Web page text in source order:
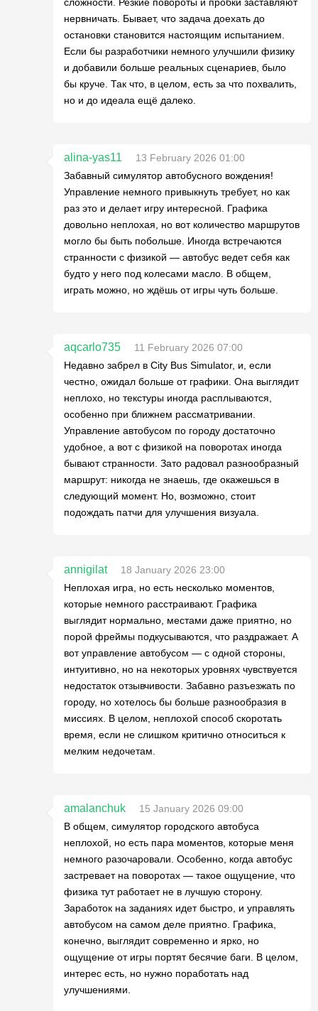
нервничать. Бывает, что задача доехать до
остановки становится настоящим испытанием.
Если бы разработчики немного улучшили физику
и добавили больше реальных сценариев, было
бы круче. Так что, в целом, есть за что похвалить,
но и до идеала ещё далеко.
alina-yas11
13 February 2026 01:00
Забавный симулятор автобусного вождения!
Управление немного привыкнуть требует, но как
раз это и делает игру интересной. Графика
довольно неплохая, но вот количество маршрутов
могло бы быть побольше. Иногда встречаются
странности с физикой — автобус ведет себя как
будто у него под колесами масло. В общем,
играть можно, но ждёшь от игры чуть больше.
aqcarlo735
11 February 2026 07:00
Недавно забрел в City Bus Simulator, и, если
честно, ожидал больше от графики. Она выглядит
неплохо, но текстуры иногда расплываются,
особенно при ближнем рассматривании.
Управление автобусом по городу достаточно
удобное, а вот с физикой на поворотах иногда
бывают странности. Зато радовал разнообразный
маршрут: никогда не знаешь, где окажешься в
следующий момент. Но, возможно, стоит
подождать патчи для улучшения визуала.
annigilat
18 January 2026 23:00
Неплохая игра, но есть несколько моментов,
которые немного расстраивают. Графика
выглядит нормально, местами даже приятно, но
порой фреймы подкусываются, что раздражает. А
вот управление автобусом — с одной стороны,
интуитивно, но на некоторых уровнях чувствуется
недостаток отзывчивости. Забавно разъезжать по
городу, но хотелось бы больше разнообразия в
миссиях. В целом, неплохой способ скоротать
время, если не слишком критично относиться к
мелким недочетам.
amalanchuk
15 January 2026 09:00
В общем, симулятор городского автобуса
неплохой, но есть пара моментов, которые меня
немного разочаровали. Особенно, когда автобус
застревает на поворотах — такое ощущение, что
физика тут работает не в лучшую сторону.
Заработок на заданиях идет быстро, и управлять
автобусом на самом деле приятно. Графика,
конечно, выглядит современно и ярко, но
ощущение от игры портят бесячие баги. В целом,
интерес есть, но нужно поработать над
улучшениями.